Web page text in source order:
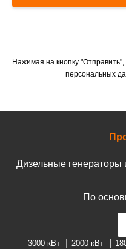
Нажимая на кнопку
персональных
Дизельные генераторы
По
3000 кВт 2000 кВт